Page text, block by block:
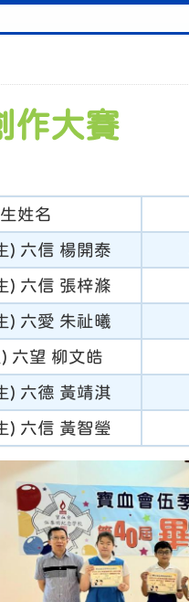
作大賽
姓名
) 六信 楊開泰
) 六信 張梓滌
) 六愛 朱祉曦
六望 柳文皓
) 六德 黃靖淇
) 六信 黃智瑩